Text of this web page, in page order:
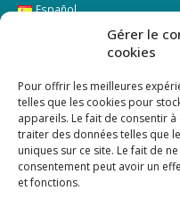
Gérer le
cookies
Pour offrir les meilleures
telles que les cookies pour
appareils. Le fait de consentir
traiter des données telles que
uniques sur ce site. Le fait de
consentement peut avoir un
et fonctions.
Español
LETTRE D’INFORMATION
Addresse Email: